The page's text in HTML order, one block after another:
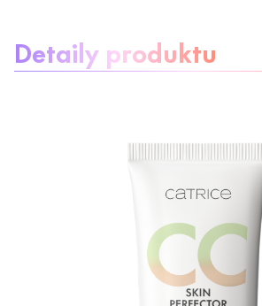
Detaily produktu